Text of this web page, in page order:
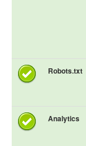
Robots.txt
Analytics